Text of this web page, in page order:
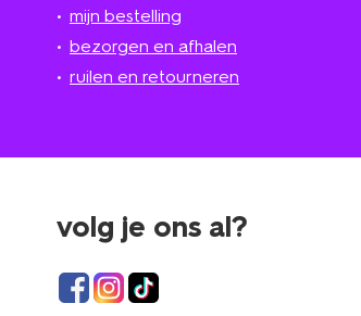
mijn bestelling
bezorgen en afhalen
ruilen en retourneren
volg je ons al?